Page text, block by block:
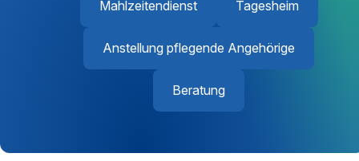
Mahlzeitendienst Tagesheim
Anstellung pflegende Angehörige
Beratung